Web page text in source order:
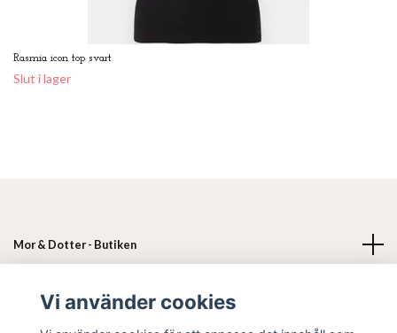
Rasmia icon top svart
Slut i lager
Mor & Dotter - Butiken
Vi använder cookies